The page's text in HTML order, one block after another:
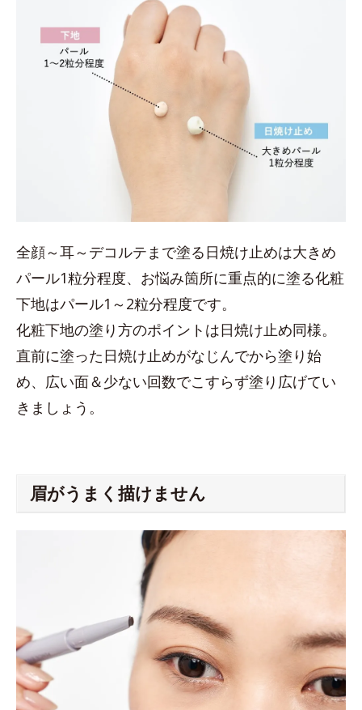
全顔～耳～デコルテまで塗る日焼け止めは大きめ
パール1粒分程度、お悩み箇所に重点的に塗る化粧
下地はパール1～2粒分程度です。
化粧下地の塗り方のポイントは日焼け止め同様。
直前に塗った日焼け止めがなじんでから塗り始
め、広い面＆少ない回数でこすらず塗り広げてい
きましょう。
眉がうまく描けません